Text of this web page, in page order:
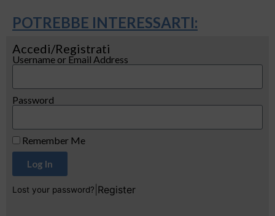
POTREBBE INTERESSARTI:
Accedi/Registrati
Username or Email Address
Password
Remember Me
Log In
Lost your password? Register